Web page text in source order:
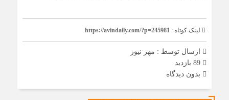
لینک کوتاه : https://avindaily.com/?p=245981
ارسال توسط : مهر نیوز
بدون دیدگاه